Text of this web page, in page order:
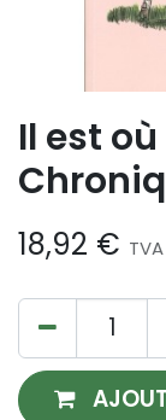
Il est
18,92 €